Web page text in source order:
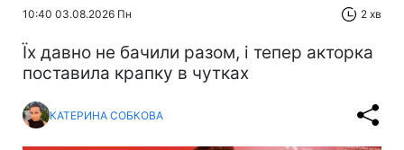
10:40 03.08.2026 Пн 2 хв
Їх давно не бачили разом, і тепер акторка
поставила крапку в чутках
КАТЕРИНА СОБКОВА